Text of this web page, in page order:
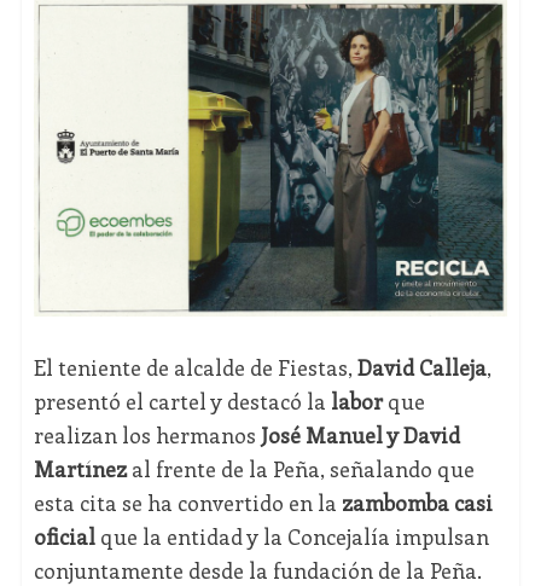
El teniente de alcalde de Fiestas, David Calleja,
presentó el cartel y destacó la laborque
realizan los hermanos José Manuel y David
Martínezal frente de la Peña, señalando que
esta cita se ha convertido en la zambomba casi
oficialque la entidad y la Concejalía impulsan
conjuntamente desde la fundación de la Peña.